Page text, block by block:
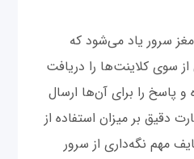
مغز سرور یاد می‌شود که
سوی کلاینت‌ها را دریافت
و پاسخ را برای آن‌ها ارسال
دقیق بر میزان استفاده از
مهم نگه‌داری از سرور